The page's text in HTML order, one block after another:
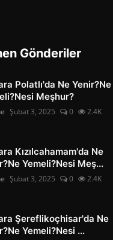
Gönderiler
Polatlı'da Ne Yenir?Ne
Meşhur?
Şubat 3, 2025 0 2.4K
Kızılcahamam'da Ne
Yemeli?Nesi Meş...
Şubat 3, 2025 0 2.4K
Şereflikoçhisar'da Ne
Yemeli?Nesi ...